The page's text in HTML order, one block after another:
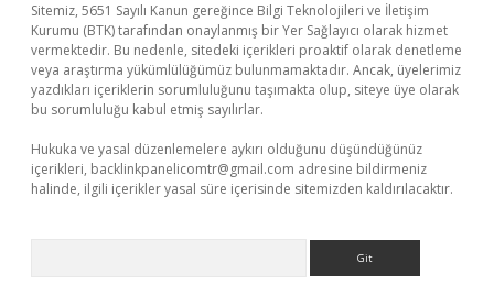
Sitemiz, 5651 Sayılı Kanun gereğince Bilgi Teknolojileri ve İletişim
Kurumu (BTK) tarafından onaylanmış bir Yer Sağlayıcı olarak hizmet
vermektedir. Bu nedenle, sitedeki içerikleri proaktif olarak denetleme
veya araştırma yükümlülüğümüz bulunmamaktadır. Ancak, üyelerimiz
yazdıkları içeriklerin sorumluluğunu taşımakta olup, siteye üye olarak
bu sorumluluğu kabul etmiş sayılırlar.
Hukuka ve yasal düzenlemelere aykırı olduğunu düşündüğünüz
içerikleri, backlinkpanelicomtr@gmail.com adresine bildirmeniz
halinde, ilgili içerikler yasal süre içerisinde sitemizden kaldırılacaktır.